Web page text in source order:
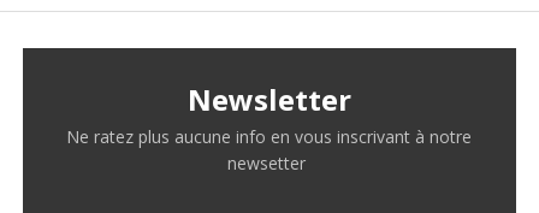
Newsletter
Ne ratez plus aucune info en vous inscrivant à notre
newsetter